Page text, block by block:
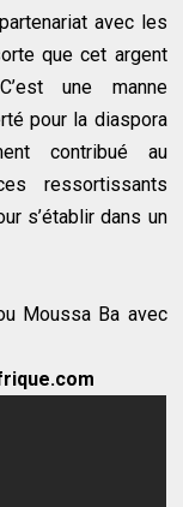
avec les
que cet argent
une manne
pour la diaspora
contribué au
ressortissants
s’établir dans un
Moussa Ba avec